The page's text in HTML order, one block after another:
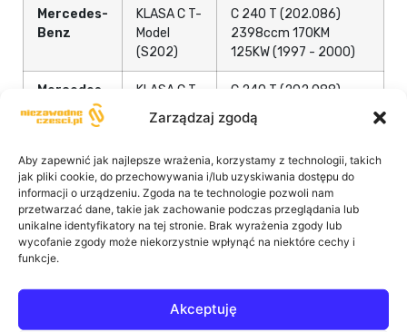
Zarządzaj zgodą
Aby zapewnić jak najlepsze wrażenia, korzystamy z technologii, takich
jak pliki cookie, do przechowywania i/lub uzyskiwania dostępu do
informacji o urządzeniu. Zgoda na te technologie pozwoli nam
przetwarzać dane, takie jak zachowanie podczas przeglądania lub
unikalne identyfikatory na tej stronie. Brak wyrażenia zgody lub
wycofanie zgody może niekorzystnie wpłynąć na niektóre cechy i
funkcje.
Akceptuję
Mercedes-
Benz
KLASA C T-
Model
(S202)
C 240 T (202.086)
2398ccm 170KM
125KW (1997 - 2000)
Mercedes-
Benz
KLASA C T-
Model
(S202)
C 240 T (202.088)
2597ccm 170KM
125KW (2000 - 2001)
Mercedes-
Benz
KLASA C T-
Model
(S202)
C 250 T Turbo-D
(202.188) 2497ccm
150KM 110KW (1996 -
2001)
Mercedes-